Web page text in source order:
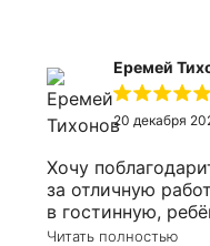
Еремей
20 декабря
Хочу
за отличную
в гостинную,
разбил его. Решил
Читать полностью